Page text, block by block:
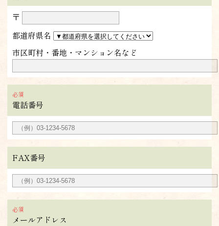
〒
都道府県名
市区町村・番地・マンション名など
電話番号
FAX番号
メールアドレス